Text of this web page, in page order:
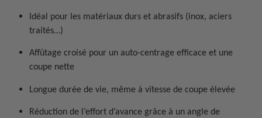
Idéal pour les matériaux durs et abrasifs (inox, aciers
traités…)
Affûtage croisé pour un auto-centrage efficace et une
coupe nette
Longue durée de vie, même à vitesse de coupe élevée
Réduction de l’effort d’avance grâce à un angle de